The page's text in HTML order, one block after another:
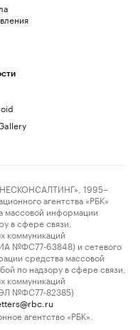
1995–
агентства «РБК»
массовой информации
в сфере связи,
коммуникаций
№ФС77-63848) и сетевого
средства массовой
по надзору в сфере связи,
коммуникаций
ЭЛ №ФС77-82385)
агентство «РБК».